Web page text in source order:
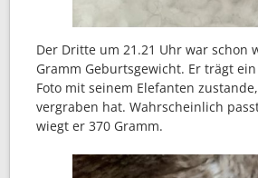
Der Dritte um 21.21 Uhr war schon
Gramm Geburtsgewicht. Er trägt
Foto mit seinem Elefanten
vergraben hat. Wahrscheinlich
wiegt er 370 Gramm.